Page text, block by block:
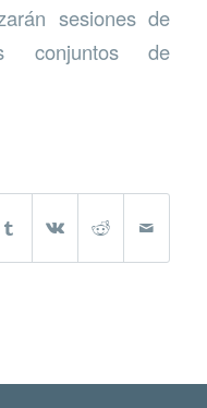
sesiones de
conjuntos de